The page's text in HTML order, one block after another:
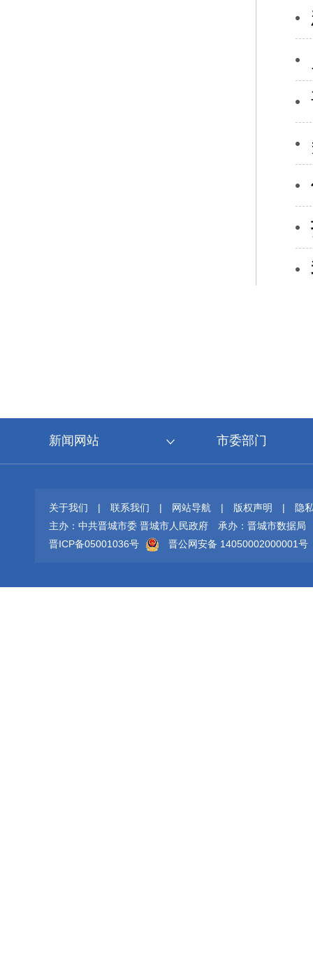
新闻网站 市委部门
关于我们 | 联系我们 | 网站导航 | 版权声明 |
隐
主办：中共晋城市委 晋城市人民政府
承办：晋城市数据局
晋ICP备05001036号
晋公网安备 14050002000001号